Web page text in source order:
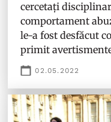
cercetați
comportament
le-a fost desfăcut
primit
02.05.2022